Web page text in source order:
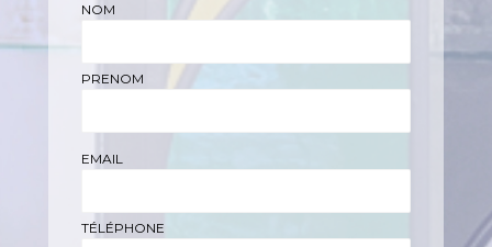
NOM
PRENOM
EMAIL
TÉLÉPHONE